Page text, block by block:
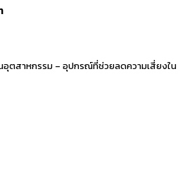
อุตสาหกรรม – อุปกรณ์ที่ช่วยลดความเสี่ยงใน